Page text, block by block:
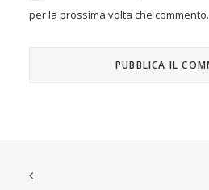
per la prossima volta che commento.